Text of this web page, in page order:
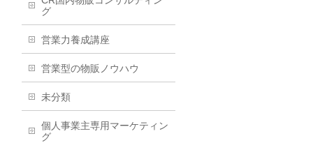
グ
営業力養成講座
営業型の物販ノウハウ
未分類
個人事業主専用マーケティン
グ